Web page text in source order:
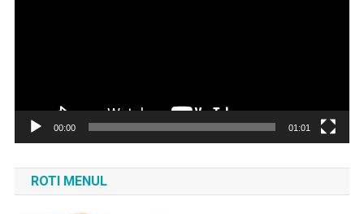
00:00 01:01
ROTI MENUL